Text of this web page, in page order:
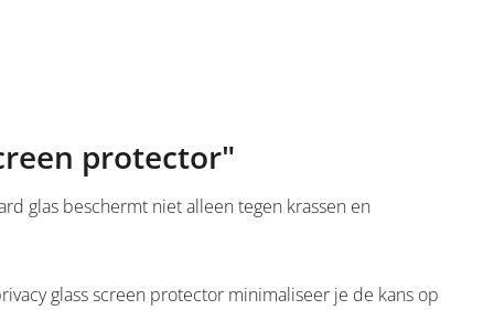
protector"
glas beschermt niet alleen tegen krassen en
glass screen protector minimaliseer je de kans op